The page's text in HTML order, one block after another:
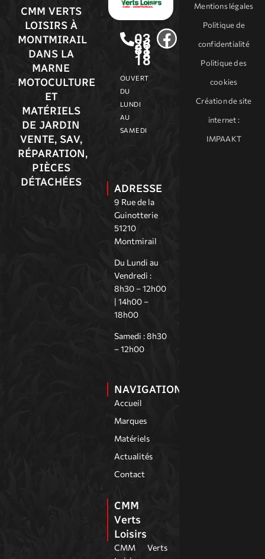
CMM VERTS
LOISIRS À
MONTMIRAIL
DANS LA
MARNE
MOTOCULTURE
ET
MATÉRIELS
DE JARDIN
VENTE, SAV,
RÉPARATION,
PIÈCES
DÉTACHÉES
03
26
81
18
18
OUVERT
DU
LUNDI
AU
SAMEDI
ADRESSE
9 Rue de la
Guinotterie
51210
Montmirail
Du Lundi au
Vendredi :
8h30 – 12h00
| 14h00 –
18h00
Samedi : 8h30
– 12h00
NAVIGATION
Accueil
Marques
Matériels
Actualités
Contact
CMM
Verts
Loisirs
CMM Verts
Mentions légales
Politique de
confidentialité
Politique des
cookies
Création de site
internet:
IMPAAKT